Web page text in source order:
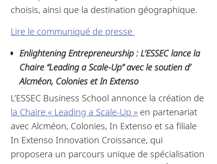
choisis, ainsi que la destination géographique.
Lire le communiqué de presse
Enlightening Entrepreneurship : L’ESSEC lance la
Chaire “Leading a Scale-Up” avec le soutien d’
Alcméon, Colonies et In Extenso
L’ESSEC Business School annonce la création de
la Chaire « Leading a Scale-Up » en partenariat
avec Alcméon, Colonies, In Extenso et sa filiale
In Extenso Innovation Croissance, qui
proposera un parcours unique de spécialisation